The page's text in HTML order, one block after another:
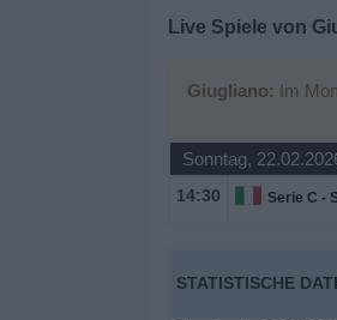
Live Spiele von
Giugliano: Im
Sonntag,
14:30 Serie C -
STATISTISCHE